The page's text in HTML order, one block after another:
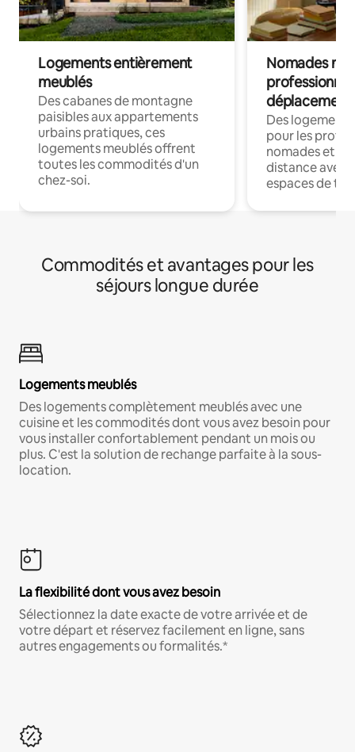
Logements entièrement
meublés
Des cabanes de montagne
paisibles aux appartements
urbains pratiques, ces
logements meublés offrent
toutes les commodités d'un
chez-soi.
Nomades
déplacement
Des
pour les
nomades et
distance avec
espaces de
Commodités et avantages pour les
séjours longue durée
Logements meublés
Des logements complètement meublés avec une
cuisine et les commodités dont vous avez besoin pour
vous installer confortablement pendant un mois ou
plus. C'est la solution de rechange parfaite à la sous-
location.
La flexibilité dont vous avez besoin
Sélectionnez la date exacte de votre arrivée et de
votre départ et réservez facilement en ligne, sans
autres engagements ou formalités.*